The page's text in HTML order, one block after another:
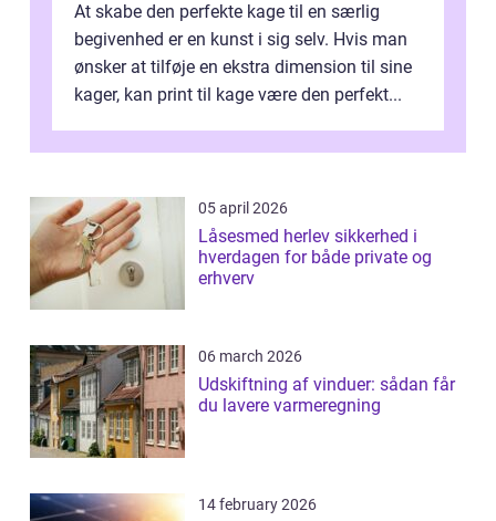
At skabe den perfekte kage til en særlig
begivenhed er en kunst i sig selv. Hvis man
ønsker at tilføje en ekstra dimension til sine
kager, kan print til kage være den perfekt...
05 april 2026
Låsesmed herlev sikkerhed i
hverdagen for både private og
erhverv
06 march 2026
Udskiftning af vinduer: sådan får
du lavere varmeregning
14 february 2026